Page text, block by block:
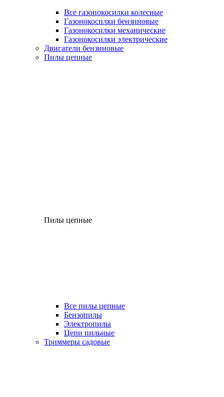
Все газонокосилки колесные
Газонокосилки бензиновые
Газонокосилки механические
Газонокосилки электрические
Двигатели бензиновые
Пилы цепные
Пилы цепные
Все пилы цепные
Бензопилы
Электропилы
Цепи пильные
Триммеры садовые